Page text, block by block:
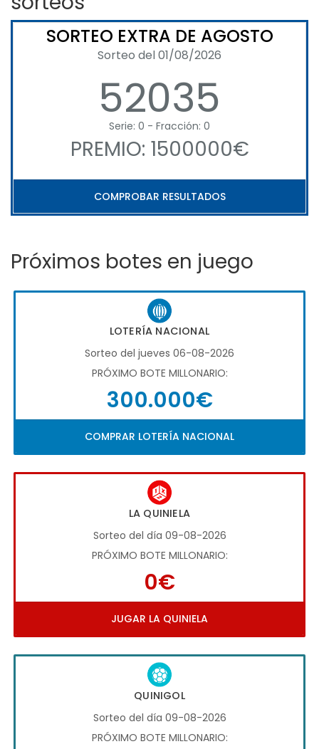
SORTEO EXTRA DE AGOSTO
Sorteo del 01/08/2026
52035
Serie: 0 - Fracción: 0
PREMIO: 1500000€
COMPROBAR RESULTADOS
Próximos botes en juego
LOTERÍA NACIONAL
Sorteo del jueves 06-08-2026
PRÓXIMO BOTE MILLONARIO:
300.000€
COMPRAR LOTERÍA NACIONAL
LA QUINIELA
Sorteo del día 09-08-2026
PRÓXIMO BOTE MILLONARIO:
0€
JUGAR LA QUINIELA
QUINIGOL
Sorteo del día 09-08-2026
PRÓXIMO BOTE MILLONARIO: